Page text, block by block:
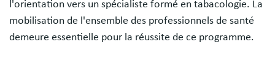
l'orientation vers un spécialiste formé en tabacologie. La
mobilisation de l'ensemble des professionnels de santé
demeure essentielle pour la réussite de ce programme.